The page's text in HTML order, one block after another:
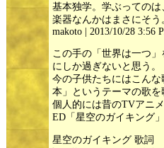
基本独学。学ぶってのは
楽器なんかはまさにそう
makoto | 2013/10/28 3:56
この手の「世界は一つ
にしか過ぎないと思う。
今の子供たちにはこん
本」というテーマの歌を
個人的には昔のTVアニ
ED「星空のガイキング
星空のガイキング 歌詞